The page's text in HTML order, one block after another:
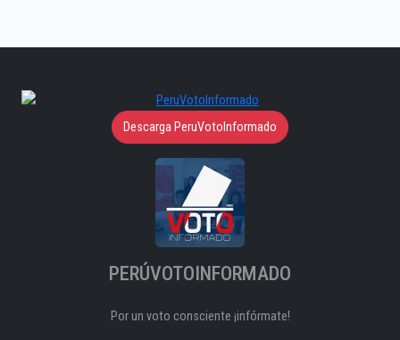
Descarga PeruVotoInformado
PERÚVOTOINFORMADO
Por un voto consciente ¡infórmate!